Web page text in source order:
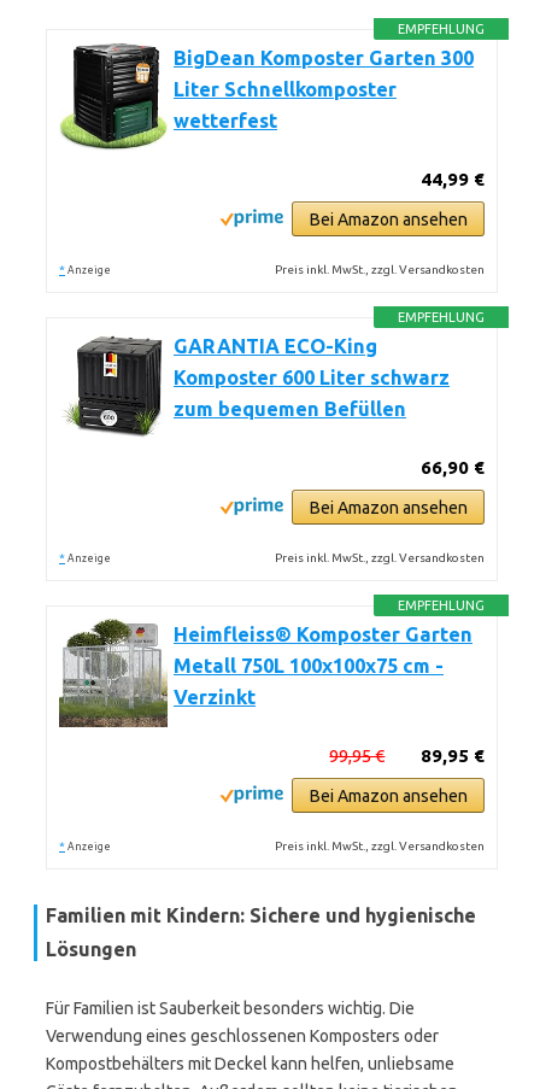
EMPFEHLUNG
BigDean Komposter Garten 300
Liter Schnellkomposter
wetterfest
44,99 €
Bei Amazon ansehen
* Anzeige Preis inkl. MwSt., zzgl. Versandkosten
EMPFEHLUNG
GARANTIA ECO-King
Komposter 600 Liter schwarz
zum bequemen Befüllen
66,90 €
Bei Amazon ansehen
* Anzeige Preis inkl. MwSt., zzgl. Versandkosten
EMPFEHLUNG
Heimfleiss® Komposter Garten
Metall 750L 100x100x75 cm -
Verzinkt
89,95 €
99,95 €
Bei Amazon ansehen
* Anzeige Preis inkl. MwSt., zzgl. Versandkosten
Familien mit Kindern: Sichere und hygienische
Lösungen
Für Familien ist Sauberkeit besonders wichtig. Die
Verwendung eines geschlossenen Komposters oder
Kompostbehälters mit Deckel kann helfen, unliebsame